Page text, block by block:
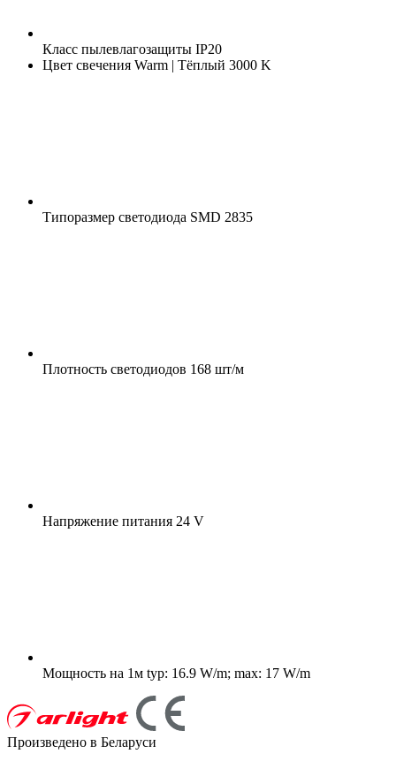
Класс пылевлагозащиты IP20
Цвет свечения Warm | Тёплый 3000 K
Типоразмер светодиода SMD 2835
Плотность светодиодов 168 шт/м
Напряжение питания 24 V
Мощность на 1м typ: 16.9 W/m; max: 17 W/m
Произведено в Беларуси